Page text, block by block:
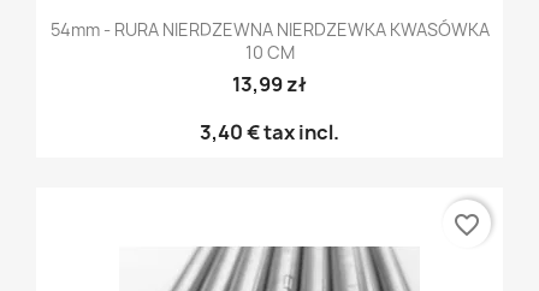
54mm - RURA NIERDZEWNA NIERDZEWKA KWASÓWKA
10 CM
13,99 zł
3,40 €tax incl.
favorite_border